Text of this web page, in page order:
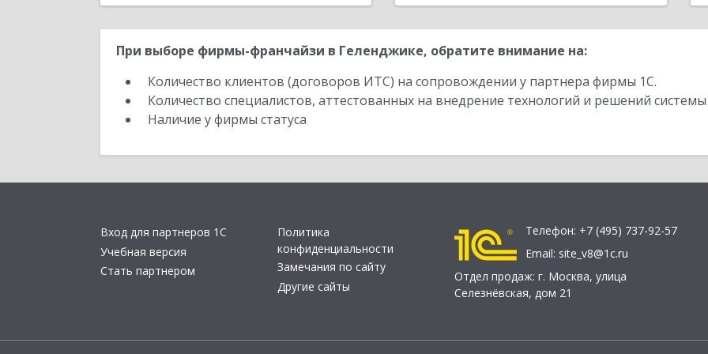
При выборе фирмы-франчайзи в Геленджике, обратите внимание на:
Количество клиентов (договоров ИТС) на сопровождении у партнера фирмы 1С.
Количество специалистов, аттестованных на внедрение технологий и решений
Наличие у фирмы статуса
Вход для партнеров 1С
Учебная версия
Стать партнером
Политика
конфиденциальности
Замечания по сайту
Другие сайты
Телефон: +7 (495) 737-92-57
Email: site_v8@1c.ru
Отдел продаж: г. Москва, улица
Селезнёвская, дом 21